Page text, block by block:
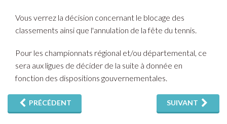
Vous verrez la décision concernant le blocage des
classements ainsi que l'annulation de la fête du tennis.
Pour les championnats régional et/ou départemental, ce
sera aux ligues de décider de la suite à donnée en
fonction des dispositions gouvernementales.
PRÉCÉDENT SUIVANT